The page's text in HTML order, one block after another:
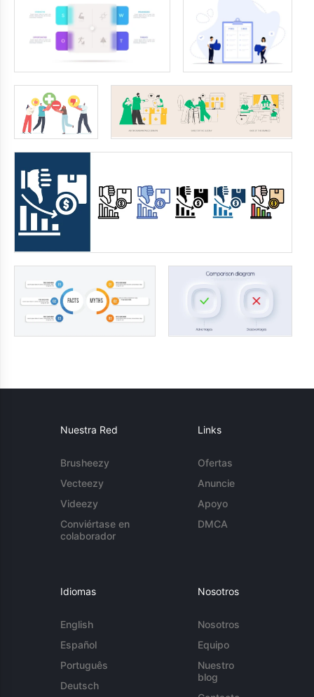
Nuestra Red
Brusheezy
Vecteezy
Videezy
Conviértase en
colaborador
Links
Ofertas
Anuncie
Apoyo
DMCA
Idiomas
English
Español
Português
Deutsch
Nosotros
Nosotros
Equipo
Nuestro
blog